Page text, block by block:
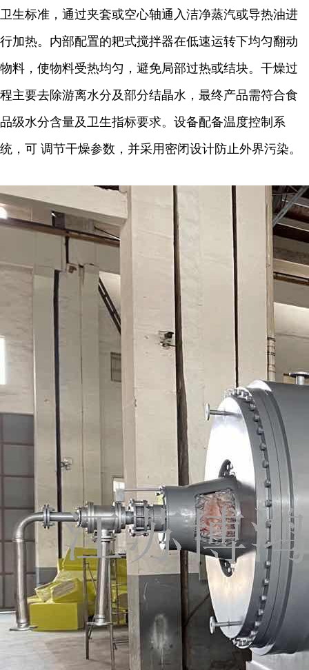
卫生标准，通过夹套或空心轴通入洁净蒸汽或导热油进
行加热。内部配置的耙式搅拌器在低速运转下均匀翻动
物料，使物料受热均匀，避免局部过热或结块。干燥过
程主要去除游离水分及部分结晶水，最终产品需符合食
品级水分含量及卫生指标要求。设备配备温度控制系
统，可 调节干燥参数，并采用密闭设计防止外界污染。